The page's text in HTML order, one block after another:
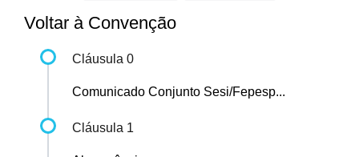
Voltar à Convenção
Cláusula 0
Comunicado Conjunto Sesi/Fepesp...
Cláusula 1